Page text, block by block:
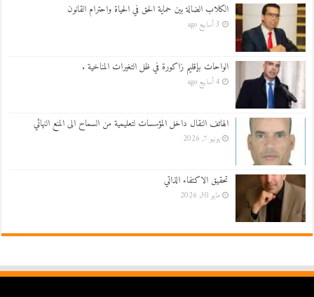
الكلاب الضالة بين حماية الحق في الحياة واحترام القانون
3 أسابيع ago
الواحات بإقليم زاكورة في ظل التغيرات المناخية .
4 أسابيع ago
الهاتف النقال داخل المؤسسات لتعليمية من السماح الى المنع النهائي
يونيو 7, 2026
تحقيق الاكتفاء الذاتي
مايو 30, 2026